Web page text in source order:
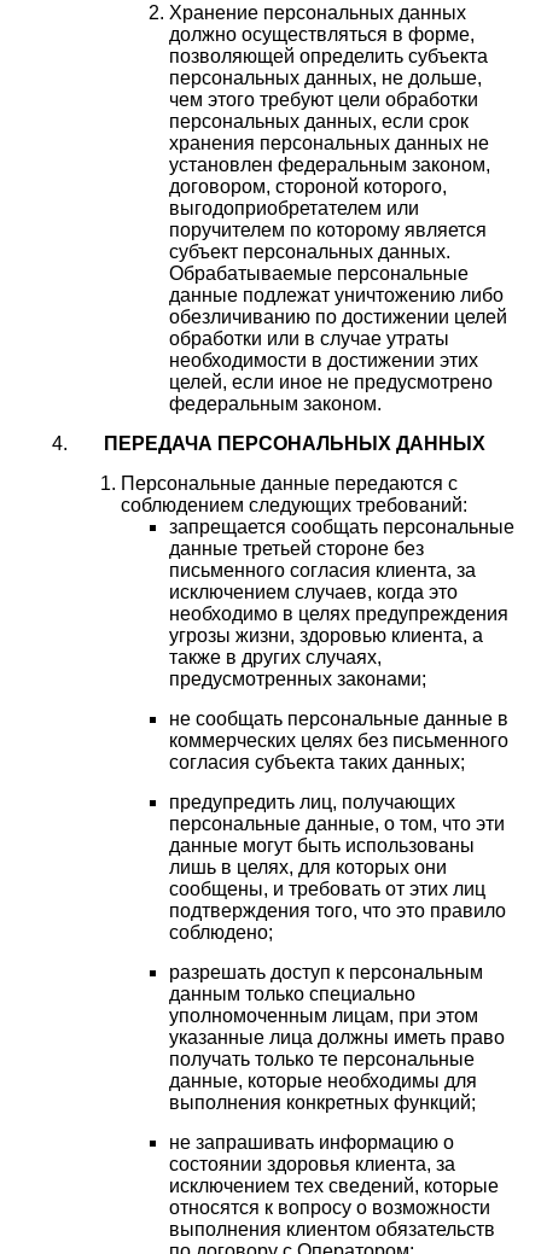
Хранение персональных данных
должно осуществляться в форме,
позволяющей определить субъекта
персональных данных, не дольше,
чем этого требуют цели обработки
персональных данных, если срок
хранения персональных данных не
установлен федеральным законом,
договором, стороной которого,
выгодоприобретателем или
поручителем по которому является
субъект персональных данных.
Обрабатываемые персональные
данные подлежат уничтожению либо
обезличиванию по достижении целей
обработки или в случае утраты
необходимости в достижении этих
целей, если иное не предусмотрено
федеральным законом.
ПЕРЕДАЧА ПЕРСОНАЛЬНЫХ ДАННЫХ
Персональные данные передаются с
соблюдением следующих требований:
запрещается сообщать персональные
данные третьей стороне без
письменного согласия клиента, за
исключением случаев, когда это
необходимо в целях предупреждения
угрозы жизни, здоровью клиента, а
также в других случаях,
предусмотренных законами;
не сообщать персональные данные в
коммерческих целях без письменного
согласия субъекта таких данных;
предупредить лиц, получающих
персональные данные, о том, что эти
данные могут быть использованы
лишь в целях, для которых они
сообщены, и требовать от этих лиц
подтверждения того, что это правило
соблюдено;
разрешать доступ к персональным
данным только специально
уполномоченным лицам, при этом
указанные лица должны иметь право
получать только те персональные
данные, которые необходимы для
выполнения конкретных функций;
не запрашивать информацию о
состоянии здоровья клиента, за
исключением тех сведений, которые
относятся к вопросу о возможности
выполнения клиентом обязательств